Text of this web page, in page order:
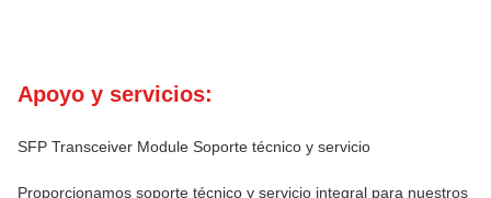
Apoyo y servicios:
SFP Transceiver Module Soporte técnico y servicio
Proporcionamos soporte técnico y servicio integral para nuestros